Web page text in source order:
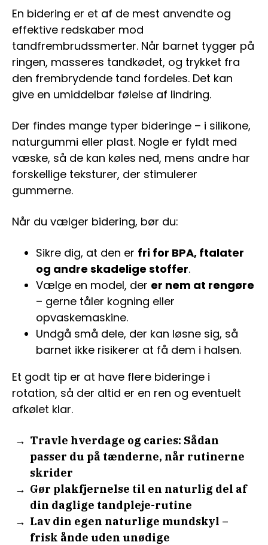
En bidering er et af de mest anvendte og
effektive redskaber mod
tandfrembrudssmerter. Når barnet tygger på
ringen, masseres tandkødet, og trykket fra
den frembrydende tand fordeles. Det kan
give en umiddelbar følelse af lindring.
Der findes mange typer bideringe – i silikone,
naturgummi eller plast. Nogle er fyldt med
væske, så de kan køles ned, mens andre har
forskellige teksturer, der stimulerer
gummerne.
Når du vælger bidering, bør du:
Sikre dig, at den er fri for BPA, ftalater
og andre skadelige stoffer.
Vælge en model, der er nem at rengøre
– gerne tåler kogning eller
opvaskemaskine.
Undgå små dele, der kan løsne sig, så
barnet ikke risikerer at få dem i halsen.
Et godt tip er at have flere bideringe i
rotation, så der altid er en ren og eventuelt
afkølet klar.
Travle hverdage og caries: Sådan
passer du på tænderne, når rutinerne
skrider
Gør plakfjernelse til en naturlig del af
din daglige tandpleje-rutine
Lav din egen naturlige mundskyl –
frisk ånde uden unødige